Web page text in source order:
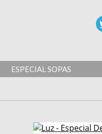
ESPECIAL SOPAS